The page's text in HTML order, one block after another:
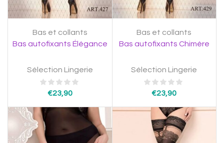
Bas et collants
Bas autofixants Élégance
Sélection Lingerie
€23,90
Bas et collants
Bas autofixants Chimère
Sélection Lingerie
€23,90